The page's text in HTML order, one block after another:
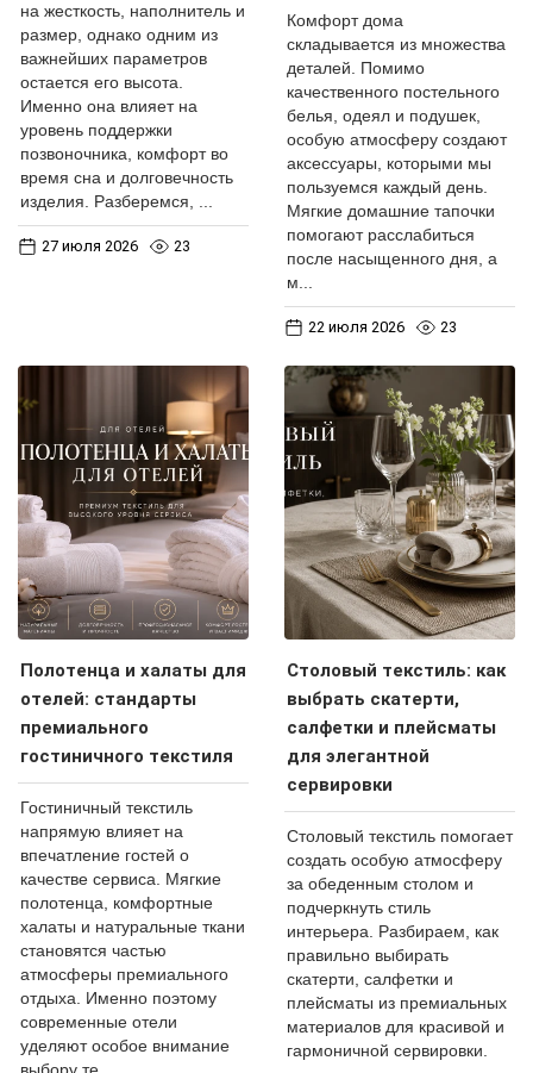
на жесткость, наполнитель и
размер, однако одним из
важнейших параметров
остается его высота.
Именно она влияет на
уровень поддержки
позвоночника, комфорт во
время сна и долговечность
изделия. Разберемся, ...
27 июля 2026 23
Комфорт дома
складывается из множества
деталей. Помимо
качественного постельного
белья, одеял и подушек,
особую атмосферу создают
аксессуары, которыми мы
пользуемся каждый день.
Мягкие домашние тапочки
помогают расслабиться
после насыщенного дня, а
м...
22 июля 2026 23
Полотенца и халаты для
отелей: стандарты
премиального
гостиничного текстиля
Гостиничный текстиль
напрямую влияет на
впечатление гостей о
качестве сервиса. Мягкие
полотенца, комфортные
халаты и натуральные ткани
становятся частью
атмосферы премиального
отдыха. Именно поэтому
современные отели
уделяют особое внимание
Столовый текстиль: как
выбрать скатерти,
салфетки и плейсматы
для элегантной
сервировки
Столовый текстиль помогает
создать особую атмосферу
за обеденным столом и
подчеркнуть стиль
интерьера. Разбираем, как
правильно выбирать
скатерти, салфетки и
плейсматы из премиальных
материалов для красивой и
гармоничной сервировки.